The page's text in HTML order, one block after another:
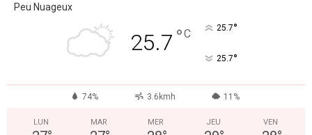
Peu Nuageux
25.7 °C 25.7°
25.7°
74% 3.6kmh 11%
LUN MAR MER JEU VEN